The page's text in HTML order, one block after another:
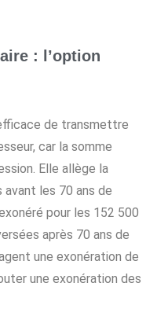
: l’option
de transmettre
car la somme
Elle allège la
les 70 ans de
pour les 152 500
après 70 ans de
une exonération de
une exonération des